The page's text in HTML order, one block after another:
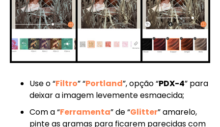
Use o “Filtro” “Portland”, opção “PDX-4” para
deixar a imagem levemente esmaecida;
Com a “Ferramenta” de “Glitter” amarelo,
pinte as gramas para ficarem parecidas com